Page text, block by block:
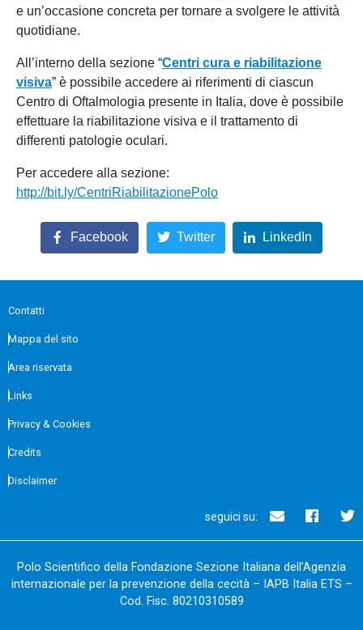
e un’occasione concreta per tornare a svolgere le attività
quotidiane.
All’interno della sezione “Centri cura e riabilitazione
visiva” è possibile accedere ai riferimenti di ciascun
Centro di Oftalmologia presente in Italia, dove è possibile
effettuare la riabilitazione visiva e il trattamento di
differenti patologie oculari.
Per accedere alla sezione:
http://bit.ly/CentriRiabilitazionePolo
Facebook Twitter LinkedIn
Contatti
Mappa del sito
Area riservata
Links
Privacy & Cookies
Credits
Disclaimer
seguici su:
Polo Scientifico della Fondazione Sezione Italiana dell’Agenzia
internazionale per la prevenzione della cecità – IAPB Italia ETS –
Cod. Fisc. 80210310589